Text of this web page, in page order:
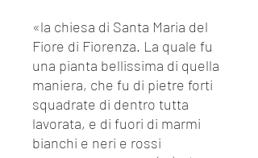
«la chiesa di Santa Maria del
Fiore di Fiorenza. La quale fu
una pianta bellissima di quella
maniera, che fu di pietre forti
squadrate di dentro tutta
lavorata, e di fuori di marmi
bianchi e neri e rossi